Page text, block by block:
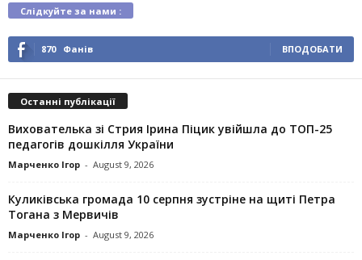
Слідкуйте за нами :
870 Фанів ВПОДОБАТИ
Останні публікації
Вихователька зі Стрия Ірина Піцик увійшла до ТОП-25
педагогів дошкілля України
Марченко Ігор - August 9, 2026
Куликівська громада 10 серпня зустріне на щиті Петра
Тогана з Мервичів
Марченко Ігор - August 9, 2026